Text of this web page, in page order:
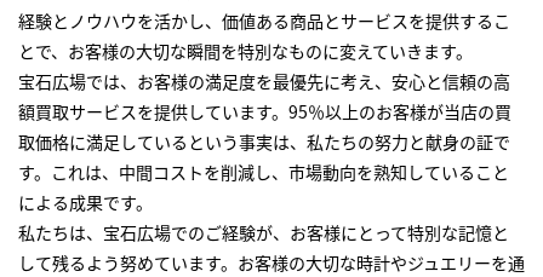
経験とノウハウを活かし、価値ある商品とサービスを提供するこ
とで、お客様の大切な瞬間を特別なものに変えていきます。
宝石広場では、お客様の満足度を最優先に考え、安心と信頼の高
額買取サービスを提供しています。95％以上のお客様が当店の買
取価格に満足しているという事実は、私たちの努力と献身の証で
す。これは、中間コストを削減し、市場動向を熟知していること
による成果です。
私たちは、宝石広場でのご経験が、お客様にとって特別な記憶と
して残るよう努めています。お客様の大切な時計やジュエリーを通